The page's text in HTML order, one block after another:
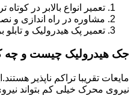
تعمیر انواع بالابر در
مشاوره در راه اندازی و
تعمیر پک هیدرولیک و تابلو
جک هیدرولیک چیست و چه
مایعات تقریبا تراکم ناپذیر
نیروی محرک خیلی کم بتواند